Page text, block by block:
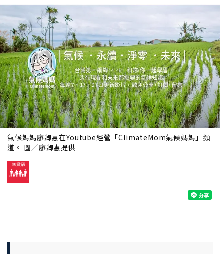
氣候媽媽廖卿惠在Youtube經營「ClimateMom氣候媽媽」頻
道。 圖／廖卿惠提供